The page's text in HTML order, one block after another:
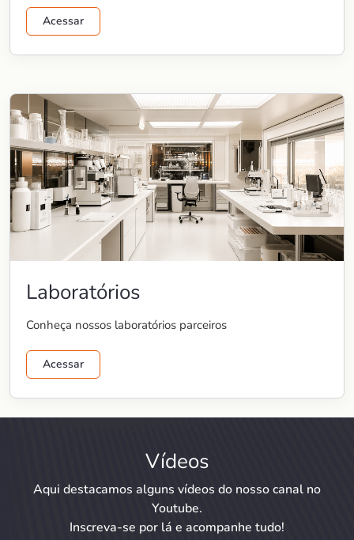
Acessar
Laboratórios
Conheça nossos laboratórios parceiros
Acessar
Vídeos
Aqui destacamos alguns vídeos do nosso canal no
Youtube.
Inscreva-se por lá e acompanhe tudo!